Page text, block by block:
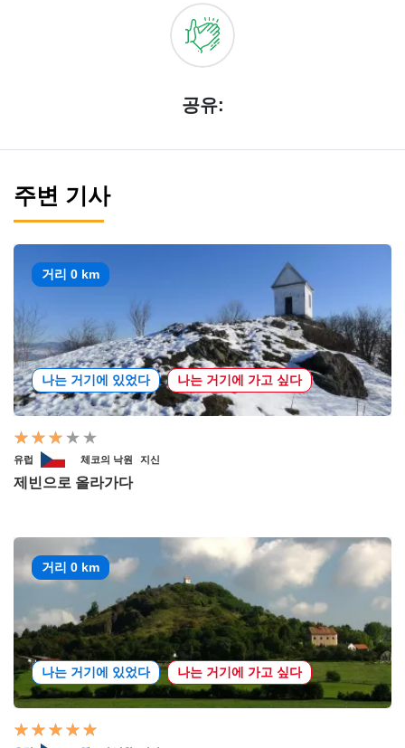
공유:
주변 기사
거리 0 km
나는 거기에 있었다 나는 거기에 가고 싶다
유럽 체코의 낙원 지신
제빈으로 올라가다
거리 0 km
나는 거기에 있었다 나는 거기에 가고 싶다